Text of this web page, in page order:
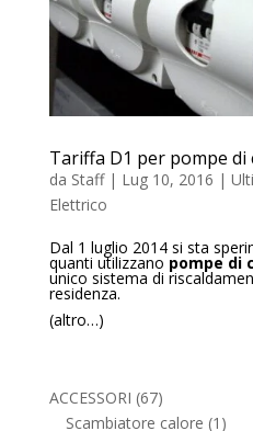
Tariffa D1 per pompe di
da Staff| Lug 10, 2016 |
Elettrico
Dal 1 luglio 2014 si sta
quanti utilizzano pompe di
unico sistema di
residenza.
(altro…)
ACCESSORI 6767
prodotti
Scambiatore calore 1 1